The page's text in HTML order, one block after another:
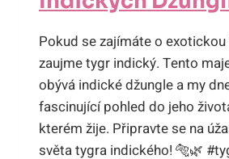
Pokud se zajímáte o
zaujme tygr indický. Tento
obývá indické džungle a my
fascinující pohled do jeho
kterém žije. Připravte se na
světa tygra indického! 🐅🌿